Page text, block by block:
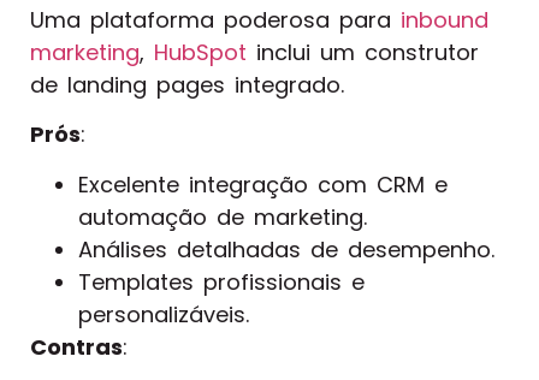
Uma plataforma poderosa para inbound
marketing, HubSpot inclui um construtor
de landing pages integrado.
Prós:
Excelente integração com CRM e
automação de marketing.
Análises detalhadas de desempenho.
Templates profissionais e
personalizáveis.
Contras: